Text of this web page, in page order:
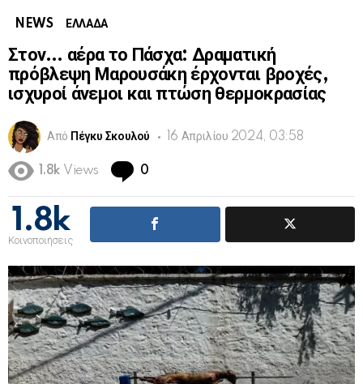
NEWS ΕΛΛΑΔΑ
Στον… αέρα το Πάσχα: Δραματική
πρόβλεψη Μαρουσάκη έρχονται βροχές,
ισχυροί άνεμοι και πτώση θερμοκρασίας
Από Πέγκυ Σκουλού 16 Απριλίου 2024, 03:58
1.8k Views 0
1.8k
Κοινοποιήσεις